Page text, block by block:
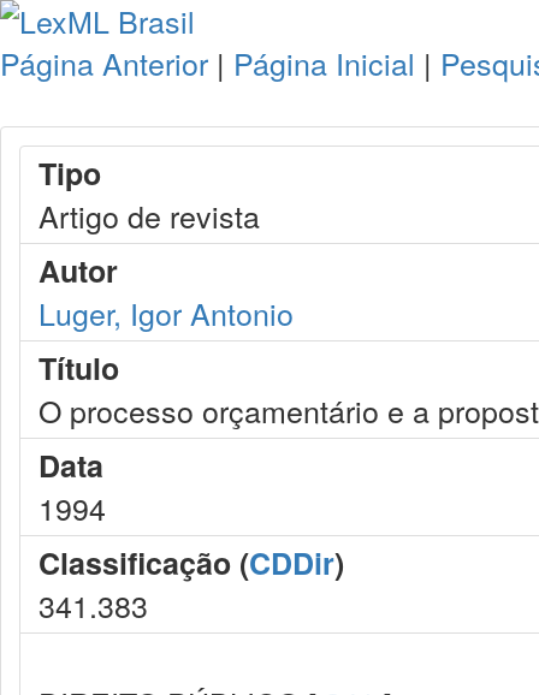
Página Anterior | Página Inicial |
Tipo
Artigo de revista
Autor
Luger, Igor Antonio
Título
O processo orçamentário e a
Data
1994
Classificação (CDDir)
341.383